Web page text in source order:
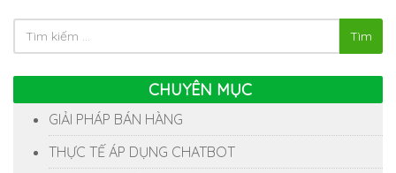
Tìm
CHUYÊN MỤC
GIẢI PHÁP BÁN HÀNG
THỰC TẾ ÁP DỤNG CHATBOT